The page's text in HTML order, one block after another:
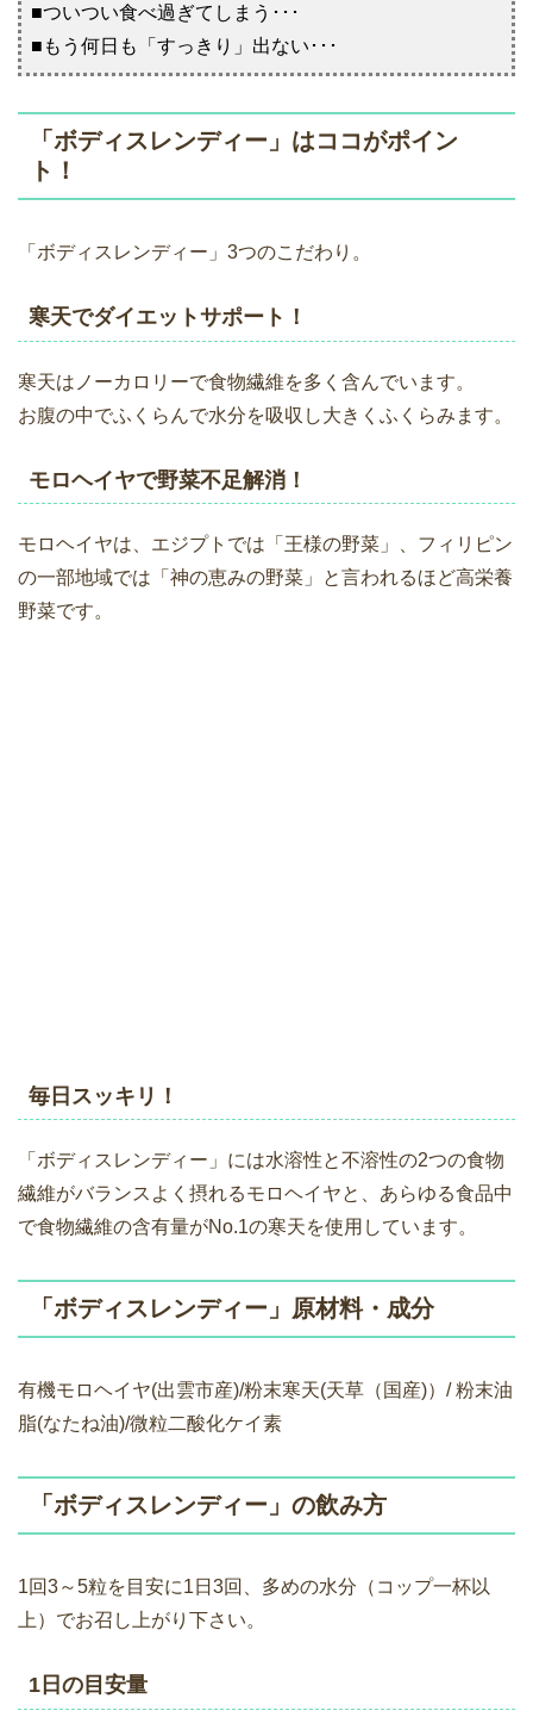
■ついつい食べ過ぎてしまう･･･
■もう何日も「すっきり」出ない･･･
「ボディスレンディー」はココがポイン
ト！
「ボディスレンディー」3つのこだわり。
寒天でダイエットサポート！
寒天はノーカロリーで食物繊維を多く含んでいます。
お腹の中でふくらんで水分を吸収し大きくふくらみます。
モロヘイヤで野菜不足解消！
モロヘイヤは、エジプトでは「王様の野菜」、フィリピン
の一部地域では「神の恵みの野菜」と言われるほど高栄養
野菜です。
毎日スッキリ！
「ボディスレンディー」には水溶性と不溶性の2つの食物
繊維がバランスよく摂れるモロヘイヤと、あらゆる食品中
で食物繊維の含有量がNo.1の寒天を使用しています。
「ボディスレンディー」原材料・成分
有機モロヘイヤ(出雲市産)/粉末寒天(天草（国産)）/ 粉末油
脂(なたね油)/微粒二酸化ケイ素
「ボディスレンディー」の飲み方
1回3～5粒を目安に1日3回、多めの水分（コップ一杯以
上）でお召し上がり下さい。
1日の目安量